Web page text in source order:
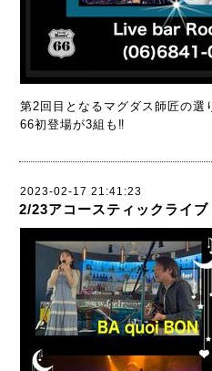
第2回目となるマグダス師匠の選
66初登場が3組も‼️
2023-02-17 21:41:23
2/23アコースティックライブ